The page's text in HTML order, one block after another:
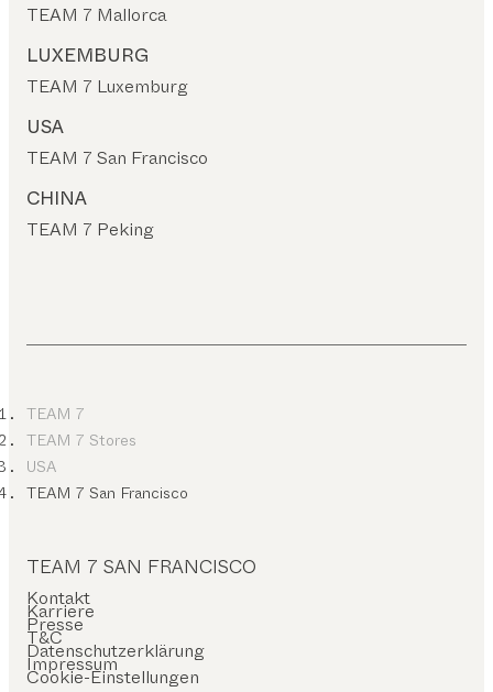
TEAM 7 Mallorca
LUXEMBURG
TEAM 7 Luxemburg
USA
TEAM 7 San Francisco
CHINA
TEAM 7 Peking
TEAM 7
TEAM 7 Stores
USA
TEAM 7 San Francisco
TEAM 7 SAN FRANCISCO
Kontakt
Karriere
Presse
T&C
Datenschutzerklärung
Impressum
Cookie-Einstellungen